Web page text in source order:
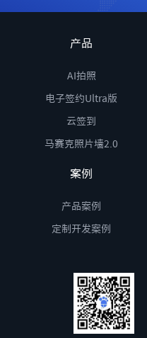
产品
AI拍照
电子签约Ultra版
云签到
马赛克照片墙2.0
案例
产品案例
定制开发案例